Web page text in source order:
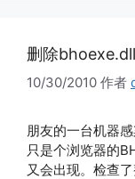
删除
10/30/2010 作者
朋友的一台机器
只是个浏览器的
又会出现。检查